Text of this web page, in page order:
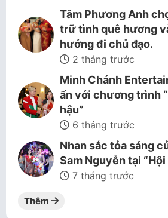
Tâm Phương Anh
trữ tình quê hương
hướng đi chủ đạo.
2 tháng trước
Minh Chánh
ấn với chương trình
hậu”
6 tháng trước
Nhan sắc tỏa sáng
Sam Nguyễn tại “Hội
7 tháng trước
Thêm